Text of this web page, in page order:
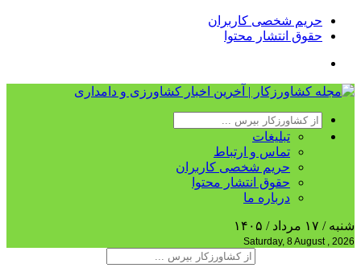
حریم شخصی کاربران
حقوق انتشار محتوا
تبلیغات
تماس و ارتباط
حریم شخصی کاربران
حقوق انتشار محتوا
درباره ما
شنبه / ۱۷ مرداد / ۱۴۰۵
Saturday, 8 August , 2026